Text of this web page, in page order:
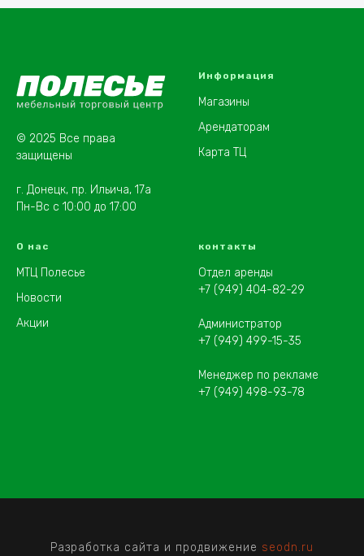
© 2025 Все права
защищены
г. Донецк, пр. Ильича, 17а
Пн-Вс с 10:00 до 17:00
Информация
Магазины
Арендаторам
Карта ТЦ
О нас
МТЦ Полесье
Новости
Акции
контакты
Отдел аренды
+7 (949) 404-82-29
Администратор
+7 (949) 499-15-35
Менеджер по рекламе
+7 (949) 498-93-78
Разработка сайта и продвижение seodn.ru